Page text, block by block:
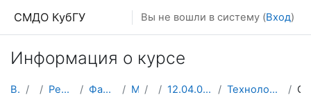
СМДО КубГУ Вы не вошли в систему (Вход)
Информация о курсе
В начало КурсыРесурсы подразделений КубГУ Факультет Физико-технический Магистратура 1 курс 12.04.04 Биотехнические системы и технологии Технологии реабилитации с применением технических ...